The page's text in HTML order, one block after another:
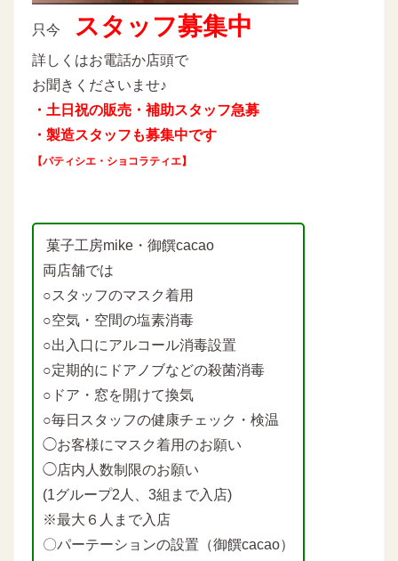
只今 スタッフ募集中
詳しくはお電話か店頭で
お聞きくださいませ♪
・土日祝の販売・補助スタッフ急募
・製造スタッフも募集中です
【パティシエ・ショコラティエ】
菓子工房mike・御饌cacao
両店舗では
○スタッフのマスク着用
○空気・空間の塩素消毒
○出入口にアルコール消毒設置
○定期的にドアノブなどの殺菌消毒
○ドア・窓を開けて換気
○毎日スタッフの健康チェック・検温
◯お客様にマスク着用のお願い
◯店内人数制限のお願い
(1グループ2人、3組まで入店)
※最大６人まで入店
〇パーテーションの設置（御饌cacao）